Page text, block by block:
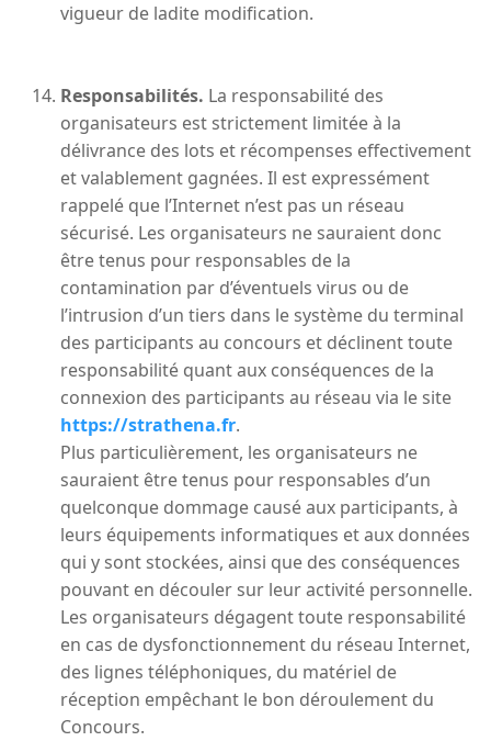
vigueur de ladite modification.
Responsabilités. La responsabilité des
organisateurs est strictement limitée à la
délivrance des lots et récompenses effectivement
et valablement gagnées. Il est expressément
rappelé que l’Internet n’est pas un réseau
sécurisé. Les organisateurs ne sauraient donc
être tenus pour responsables de la
contamination par d’éventuels virus ou de
l’intrusion d’un tiers dans le système du terminal
des participants au concours et déclinent toute
responsabilité quant aux conséquences de la
connexion des participants au réseau via le site
https://strathena.fr.
Plus particulièrement, les organisateurs ne
sauraient être tenus pour responsables d’un
quelconque dommage causé aux participants, à
leurs équipements informatiques et aux données
qui y sont stockées, ainsi que des conséquences
pouvant en découler sur leur activité personnelle.
Les organisateurs dégagent toute responsabilité
en cas de dysfonctionnement du réseau Internet,
des lignes téléphoniques, du matériel de
réception empêchant le bon déroulement du
Concours.